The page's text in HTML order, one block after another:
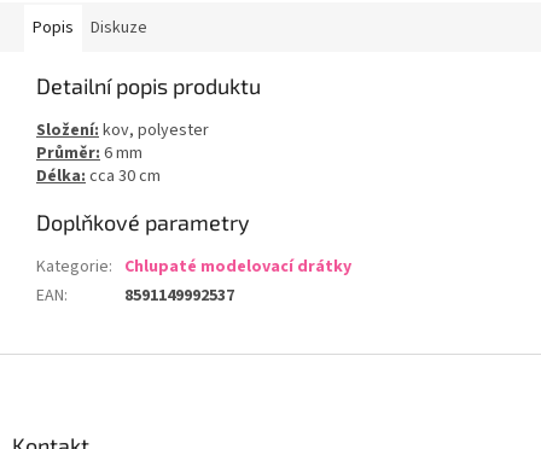
Popis Diskuze
Detailní popis produktu
Složení:kov, polyester
Průměr:6 mm
Délka:cca 30 cm
Doplňkové parametry
Kategorie: Chlupaté modelovací drátky
EAN: 8591149992537